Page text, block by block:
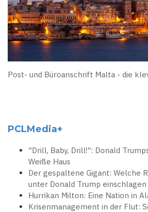
Post- und Büroanschrift Malta - die
PCLMedia+
"Drill, Baby, Drill!": Donald
Weiße Haus
Der gespaltene Gigant: Welche
unter Donald Trump
Hurrikan Milton: Eine Nation in
Krisenmanagement in der Flut: